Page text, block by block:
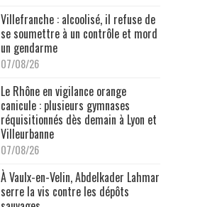
Villefranche : alcoolisé, il refuse de
se soumettre à un contrôle et mord
un gendarme
07/08/26
Le Rhône en vigilance orange
canicule : plusieurs gymnases
réquisitionnés dès demain à Lyon et
Villeurbanne
07/08/26
À Vaulx-en-Velin, Abdelkader Lahmar
serre la vis contre les dépôts